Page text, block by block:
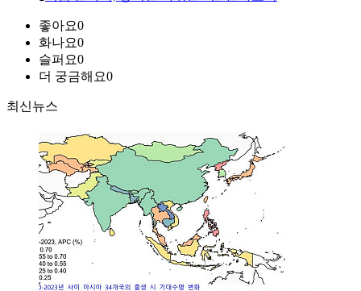
좋아요0
화나요0
슬퍼요0
더 궁금해요0
최신뉴스